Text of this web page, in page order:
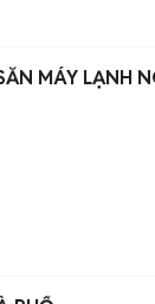
MÁY LẠNH